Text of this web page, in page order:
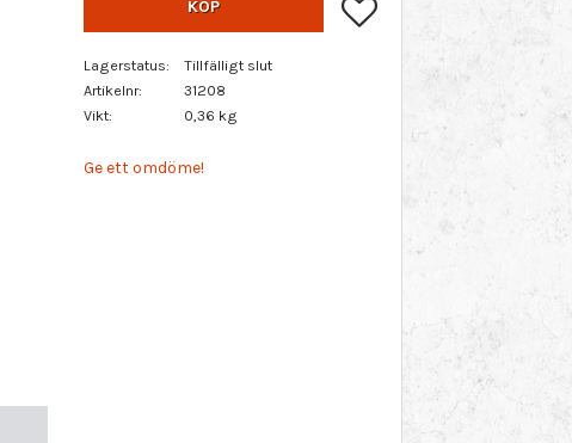
KÖP Lägg till i favoriter
Lagerstatus
Tillfälligt slut
Artikelnr
31208
Vikt
0,36 kg
Ge ett omdöme!